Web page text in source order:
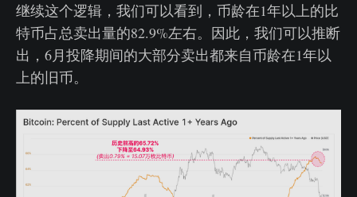
继续这个逻辑，我们可以看到，币龄在1年以上的比
特币占总卖出量的82.9%左右。因此，我们可以推断
出，6月投降期间的大部分卖出都来自币龄在1年以
上的旧币。